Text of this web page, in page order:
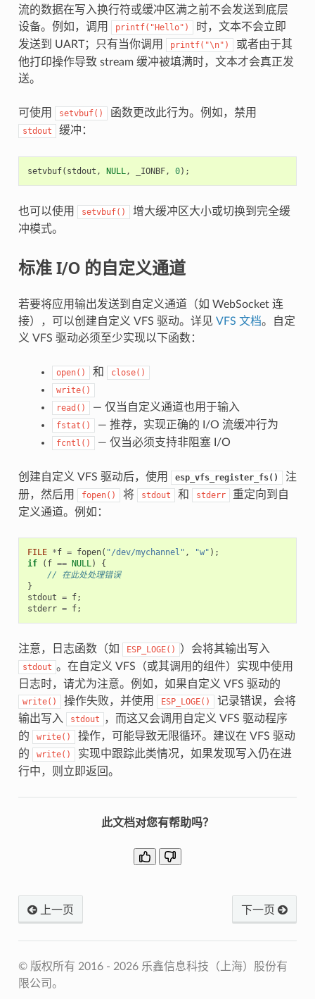
流的数据在写入换行符或缓冲区满之前不会发送到底层
设备。例如，调用
printf("Hello")
时，文本不会立即
发送到 UART；只有当你调用
printf("\n")
或者由于其
他打印操作导致 stream 缓冲被填满时，文本才会真正发
送。
可使用 setvbuf() 函数更改此行为。例如，禁用
stdout 缓冲：
setvbuf( stdout , NULL, _IONBF, 0);
也可以使用 setvbuf()
增大缓冲区大小或切换到完全缓
冲模式。
标准 I/O 的自定义通道
若要将应用输出发送到自定义通道（如 WebSocket 连
接），可以创建自定义 VFS 驱动。详见 VFS 文档。自定
义 VFS 驱动必须至少实现以下函数：
open() 和
close()
write()
read()
— 仅当自定义通道也用于输入
fstat() — 推荐，实现正确的 I/O 流缓冲行为
fcntl() — 仅当必须支持非阻塞 I/O
创建自定义 VFS 驱动后，使用 esp_vfs_register_fs()
注
册，然后用
fopen() 将 stdout 和 stderr
重定向到自
定义通道。例如：
FILE *f = fopen( "/dev/mychannel" , "w" );
if
( f == NULL)
{
// 在此处处理错误
}
stdout = f;
stderr = f;
注意，日志函数（如 ESP_LOGE() ）会将其输出写入
stdout 。在自定义 VFS（或其调用的组件）实现中使用
日志时，请尤为注意。例如，如果自定义 VFS 驱动的
write() 操作失败，并使用 ESP_LOGE()
记录错误，会将
输出写入
stdout
，而这又会调用自定义 VFS 驱动程序
的
write()
操作，可能导致无限循环。建议在 VFS 驱动
的
write()
实现中跟踪此类情况，如果发现写入仍在进
行中，则立即返回。
此文档对您有帮助吗？
上一页 下一页
© 版权所有 2016 - 2026 乐鑫信息科技（上海）股份有
限公司。